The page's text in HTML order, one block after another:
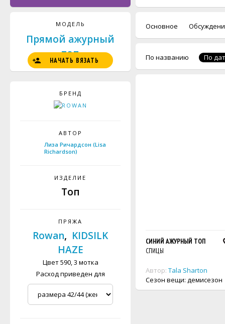
МОДЕЛЬ
Прямой ажурный
топ
НАЧАТЬ ВЯЗАТЬ
БРЕНД
АВТОР
Лиза Ричардсон (Lisa
Richardson)
ИЗДЕЛИЕ
Топ
ПРЯЖА
Rowan, KIDSILK
HAZE
Цвет 590, 3 мотка
Расход приведен для
Основное
По названию По
СИНИЙ АЖУРНЫЙ ТОП
СПИЦЫ
Автор: Tala Sharton
Сезон вещи: демисезон